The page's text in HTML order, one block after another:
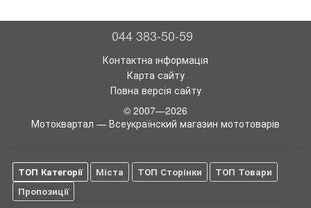
044 383-50-59
Контактна інформація
Карта сайту
Повна версія сайту
© 2007—2026
Мотоквартал — Всеукраїнский магазин мототоварів
ТОП Категорії Міста ТОП Сторінки
ТОП Товари
Пропозиції